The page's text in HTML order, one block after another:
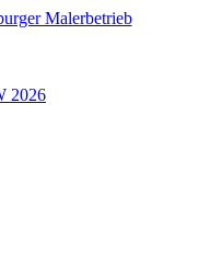
2026